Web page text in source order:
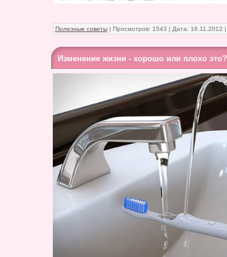
Полезные советы| Просмотров: 1543 | Дата: 16.11.2012 |
Изменение жизни - хорошо или плохо это?